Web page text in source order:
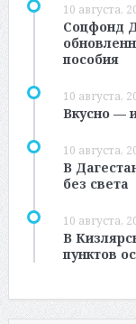
10 августа,
Соцфонд
пособия
10 августа,
Вкусно —
10 августа,
В
без света
10 августа,
В
пунктов